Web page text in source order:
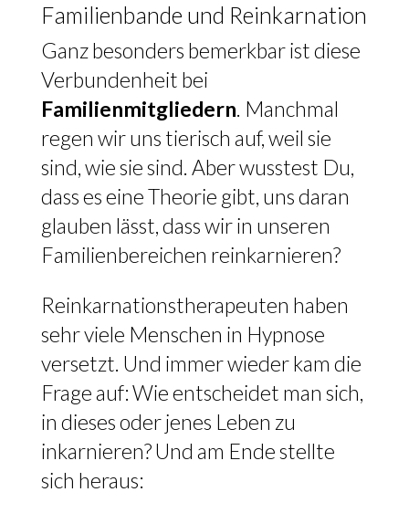
Familienbande und Reinkarnation
Ganz besonders bemerkbar ist diese
Familienmitgliedern. Manchmal
regen wir uns tierisch auf, weil sie
sind, wie sie sind. Aber wusstest Du,
dass es eine Theorie gibt, uns daran
glauben lässt, dass wir in unseren
Familienbereichen reinkarnieren?
Reinkarnationstherapeuten haben
sehr viele Menschen in Hypnose
versetzt. Und immer wieder kam die
Frage auf: Wie entscheidet man sich,
in dieses oder jenes Leben zu
inkarnieren? Und am Ende stellte
sich heraus: